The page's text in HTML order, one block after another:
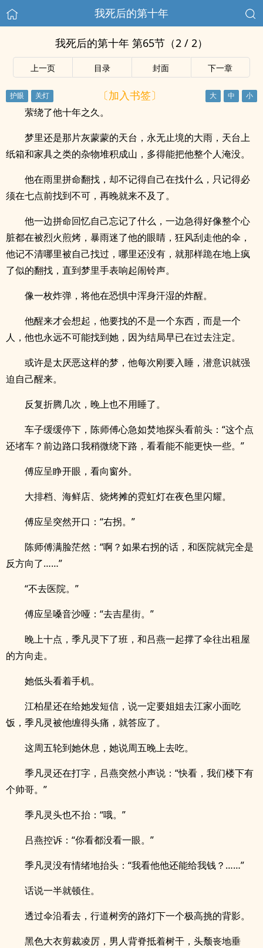
我死后的第十年
我死后的第十年 第65节（2 / 2）
上一页 目录 封面 下一章
〔加入书签〕
萦绕了他十年之久。
梦里还是那片灰蒙蒙的天台，永无止境的大雨，天台上
纸箱和家具之类的杂物堆积成山，多得能把他整个人淹没。
他在雨里拼命翻找，却不记得自己在找什么，只记得必
须在七点前找到不可，再晚就来不及了。
他一边拼命回忆自己忘记了什么，一边急得好像整个心
脏都在被烈火煎烤，暴雨迷了他的眼睛，狂风刮走他的伞，
他记不清哪里被自己找过，哪里还没有，就那样跪在地上疯
了似的翻找，直到梦里手表响起闹铃声。
像一枚炸弹，将他在恐惧中浑身汗湿的炸醒。
他醒来才会想起，他要找的不是一个东西，而是一个
人，他也永远不可能找到她，因为结局早已在过去注定。
或许是太厌恶这样的梦，他每次刚要入睡，潜意识就强
迫自己醒来。
反复折腾几次，晚上也不用睡了。
车子缓缓停下，陈师傅心急如焚地探头看前头：“这个点
还堵车？前边路口我稍微绕下路，看看能不能更快一些。”
傅应呈睁开眼，看向窗外。
大排档、海鲜店、烧烤摊的霓虹灯在夜色里闪耀。
傅应呈突然开口：“右拐。”
陈师傅满脸茫然：“啊？如果右拐的话，和医院就完全是
反方向了……”
“不去医院。”
傅应呈嗓音沙哑：“去吉星街。”
晚上十点，季凡灵下了班，和吕燕一起撑了伞往出租屋
的方向走。
她低头看着手机。
江柏星还在给她发短信，说一定要姐姐去江家小面吃
饭，季凡灵被他缠得头痛，就答应了。
这周五轮到她休息，她说周五晚上去吃。
季凡灵还在打字，吕燕突然小声说：“快看，我们楼下有
个帅哥。”
季凡灵头也不抬：“哦。”
吕燕控诉：“你看都没看一眼。”
季凡灵没有情绪地抬头：“我看他他还能给我钱？……”
话说一半就顿住。
透过伞沿看去，行道树旁的路灯下一个极高挑的背影。
黑色大衣剪裁凌厉，男人背脊抵着树干，头颓丧地垂